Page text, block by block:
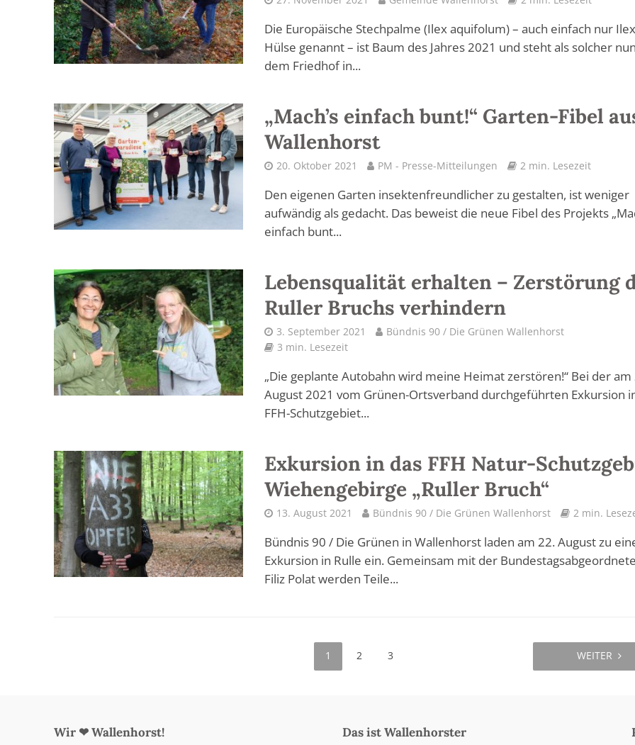
Die Europäische Stechpalme (Ilex aquifolum) – auch einfach nur
Hülse genannt – ist Baum des Jahres 2021 und steht als solcher
dem Friedhof in...
„Mach’s einfach bunt!“ Garten-Fibel
Wallenhorst
20. Oktober 2021 PM - Presse-Mitteilungen 2 min. Lesezeit
Den eigenen Garten insektenfreundlicher zu gestalten, ist weniger
aufwändig als gedacht. Das beweist die neue Fibel des Projekts
einfach bunt...
Lebensqualität erhalten – Zerstörung
Ruller Bruchs verhindern
3. September 2021
Bündnis 90 / Die Grünen Wallenhorst
3 min. Lesezeit
„Die geplante Autobahn wird meine Heimat zerstören!“ Bei der am
August 2021 vom Grünen-Ortsverband durchgeführten Exkursion
FFH-Schutzgebiet...
Exkursion in das FFH Natur-
Wiehengebirge „Ruller Bruch“
13. August 2021 Bündnis 90 / Die Grünen Wallenhorst 2 min.
Bündnis 90 / Die Grünen in Wallenhorst laden am 22. August zu
Exkursion in Rulle ein. Gemeinsam mit der
Filiz Polat werden Teile...
1 2 3 WEITER
Wir ❤ Wallenhorst! Das ist Wallenhorster